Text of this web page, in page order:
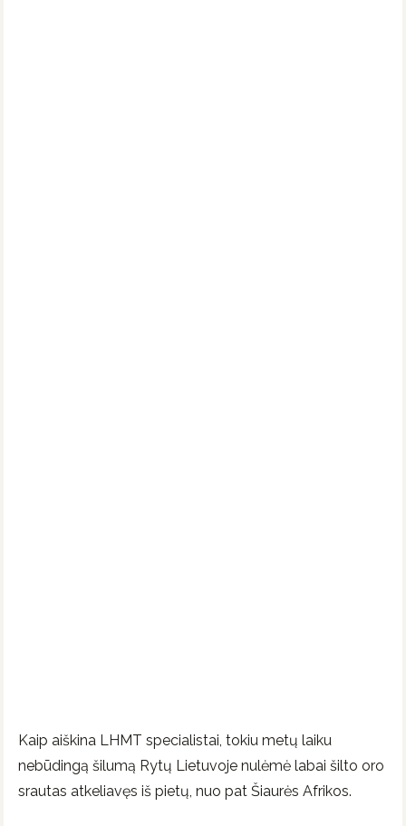
Kaip aiškina LHMT specialistai, tokiu metų laiku
nebūdingą šilumą Rytų Lietuvoje nulėmė labai šilto oro
srautas atkeliavęs iš pietų, nuo pat Šiaurės Afrikos.